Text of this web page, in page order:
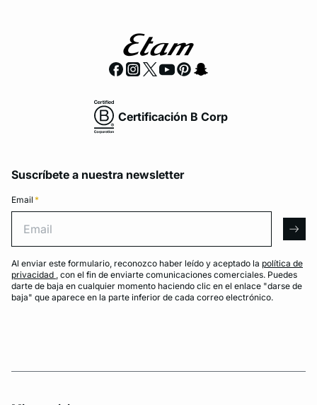
Certificación B Corp
Suscríbete a nuestra newsletter
Email *
Al enviar este formulario, reconozco haber leído y aceptado la política de
privacidad , con el fin de enviarte comunicaciones comerciales. Puedes
darte de baja en cualquier momento haciendo clic en el enlace "darse de
baja" que aparece en la parte inferior de cada correo electrónico.